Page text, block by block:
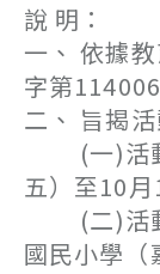
說 明：
一、 依據
字第
二、 旨揭
(一)活動
五）至10月
(二)活動
國民小學（